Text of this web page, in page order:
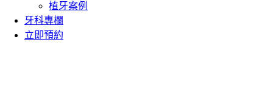
植牙案例
牙科專欄
立即預約